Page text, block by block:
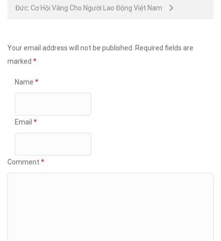
Đức: Cơ Hội Vàng Cho Người Lao Động Việt Nam
Your email address will not be published. Required fields are
marked *
Name *
Email *
Comment *